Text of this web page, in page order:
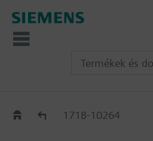
Régi-Új Kiváltási segédlet
171B-10264